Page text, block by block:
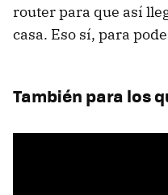
router para que así
casa. Eso sí, para
También para los